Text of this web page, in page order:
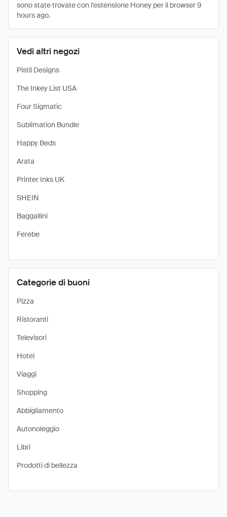
Vedi altri negozi
Pistil Designs
The Inkey List USA
Four Sigmatic
Sublimation Bundle
Happy Beds
Arata
Printer Inks UK
SHEIN
Baggallini
Ferebe
Categorie di buoni
Pizza
Ristoranti
Televisori
Hotel
Viaggi
Shopping
Abbigliamento
Autonoleggio
Libri
Prodotti di bellezza
sono state trovate con l'estensione Honey per il browser 9
hours ago.